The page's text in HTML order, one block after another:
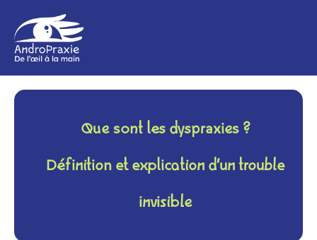
Que sont les dyspraxies ?
Définition et explication d’un trouble
invisible